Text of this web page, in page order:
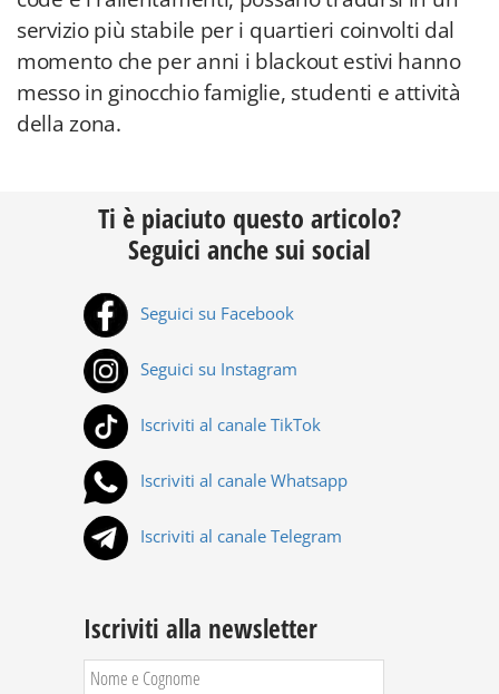
servizio più stabile per i quartieri coinvolti dal
momento che per anni i blackout estivi hanno
messo in ginocchio famiglie, studenti e attività
della zona.
Ti è piaciuto questo articolo?
Seguici anche sui social
Seguici su Facebook
Seguici su Instagram
Iscriviti al canale TikTok
Iscriviti al canale Whatsapp
Iscriviti al canale Telegram
Iscriviti alla newsletter